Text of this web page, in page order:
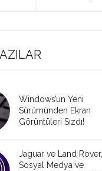
Windows’un Yeni
Sürümünden Ekran
Görüntüleri Sızdı!
Jaguar ve Land Rover,
Sosyal Medya ve